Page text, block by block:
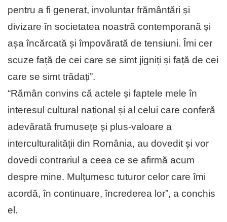
pentru a fi generat, involuntar frământări și
divizare în societatea noastră contemporană și
așa încărcată și împovărată de tensiuni. Îmi cer
scuze față de cei care se simt jigniți și față de cei
care se simt trădați”.
“Rămân convins că actele și faptele mele în
interesul cultural național și al celui care conferă
adevărată frumusețe și plus-valoare a
interculturalității din România, au dovedit și vor
dovedi contrariul a ceea ce se afirmă acum
despre mine. Mulțumesc tuturor celor care îmi
acordă, în continuare, încrederea lor”, a conchis
el.